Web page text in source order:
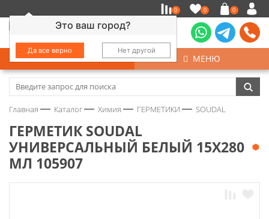
Это ваш город?
Да все верно Нет другой
0 0 0
КАТАЛОГ МЕНЮ
Замочно-скобяные изделия
Колеса
Главная Каталог Химия ГЕРМЕТИКИ SOUDAL
ГЕРМЕТИК SOUDAL
УНИВЕРСАЛЬНЫЙ БЕЛЫЙ 15Х280
МЛ 105907